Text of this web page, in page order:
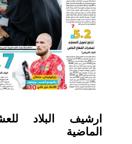
ارشيف البلاد
الماضية